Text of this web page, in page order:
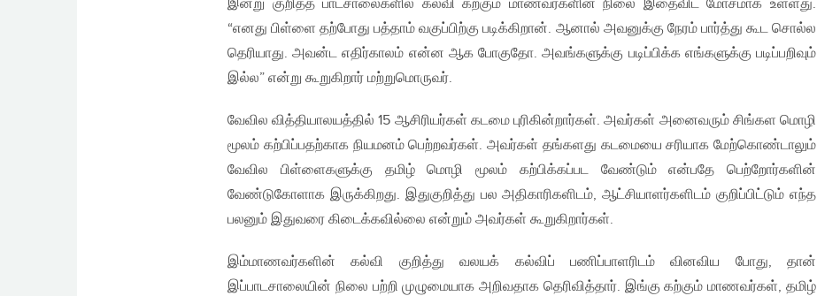
இன்று குறித்த பாடசாலைகளில் கல்வி கற்கும் மாணவர்களின் நிலை இதைவிட மோசமாக உள்ளது.
“எனது பிள்ளை தற்போது பத்தாம் வகுப்பிற்கு படிக்கிறான். ஆனால் அவனுக்கு நேரம் பார்த்து கூட சொல்ல
தெரியாது. அவன்ட எதிர்காலம் என்ன ஆக போகுதோ. அவங்களுக்கு படிப்பிக்க எங்களுக்கு படிப்பறிவும்
இல்ல” என்று கூறுகிறார் மற்றுமொருவர்.
வேவில வித்தியாலயத்தில் 15 ஆசிரியர்கள் கடமை புரிகின்றார்கள். அவர்கள் அனைவரும் சிங்கள மொழி
மூலம் கற்பிப்பதற்காக நியமனம் பெற்றவர்கள். அவர்கள் தங்களது கடமையை சரியாக மேற்கொண்டாலும்
வேவில பிள்ளைகளுக்கு தமிழ் மொழி மூலம் கற்பிக்கப்பட வேண்டும் என்பதே பெற்றோர்களின்
வேண்டுகோளாக இருக்கிறது. இதுகுறித்து பல அதிகாரிகளிடம், ஆட்சியாளர்களிடம் குறிப்பிட்டும் எந்த
பலனும் இதுவரை கிடைக்கவில்லை என்றும் அவர்கள் கூறுகிறார்கள்.
இம்மாணவர்களின் கல்வி குறித்து வலயக் கல்விப் பணிப்பாளரிடம் வினவிய போது, தான்
இப்பாடசாலையின் நிலை பற்றி முழுமையாக அறிவதாக தெரிவித்தார். இங்கு கற்கும் மாணவர்கள், தமிழ்